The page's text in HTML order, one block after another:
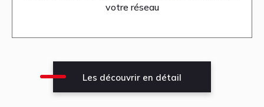
votre réseau
Les découvrir en détail